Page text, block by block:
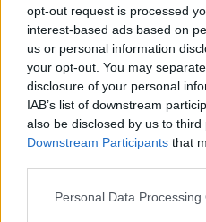
opt-out request is processed
interest-based ads based on
us or personal information
your opt-out. You may
disclosure of your personal
IAB’s list of downstream
also be disclosed by us to third
Downstream Participants that
Personal Data Processing
Közoktatás
Székács Linda